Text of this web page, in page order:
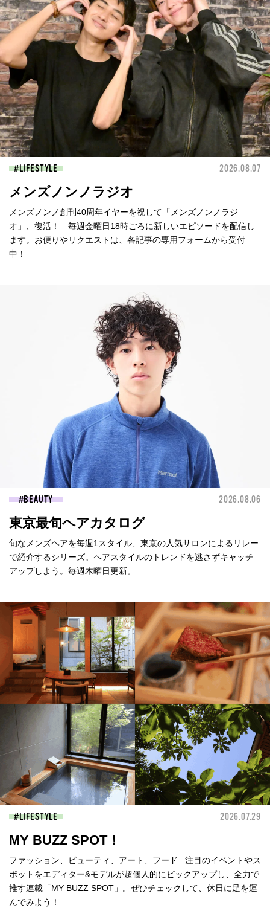
LIFESTYLE 2026.08.07
メンズノンノラジオ
メンズノンノ創刊40周年イヤーを祝して「メンズノンノラジ
オ」、復活！ 毎週金曜日18時ごろに新しいエピソードを配信し
ます。お便りやリクエストは、各記事の専用フォームから受付
中！
BEAUTY 2026.08.06
東京最旬ヘアカタログ
旬なメンズヘアを毎週1スタイル、東京の人気サロンによるリレー
で紹介するシリーズ。ヘアスタイルのトレンドを逃さずキャッチ
アップしよう。毎週木曜日更新。
LIFESTYLE 2026.07.29
MY BUZZ SPOT！
ファッション、ビューティ、アート、フード...注目のイベントやス
ポットをエディター&モデルが超個人的にピックアップし、全力で
推す連載「MY BUZZ SPOT」。ぜひチェックして、休日に足を運
んでみよう！